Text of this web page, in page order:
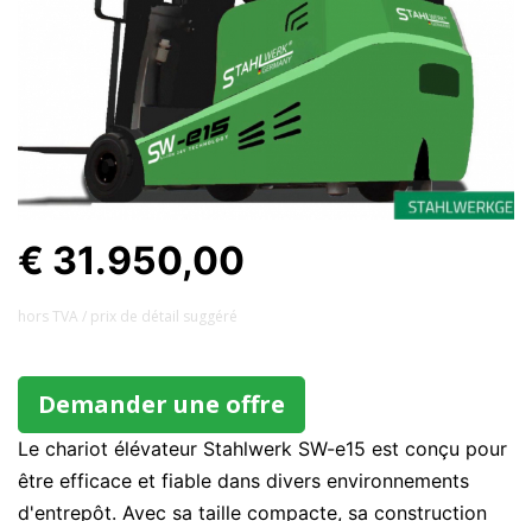
€ 31.950,00
hors TVA / prix ​​de détail suggéré
Demander une offre
Le chariot élévateur Stahlwerk SW-e15 est conçu pour
être efficace et fiable dans divers environnements
d'entrepôt. Avec sa taille compacte, sa construction